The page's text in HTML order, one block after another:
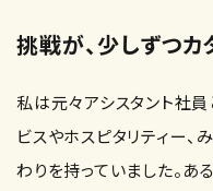
挑戦が、少しずつカ
私は元々アシスタント社
ビスやホスピタリティー
わりを持っていました。あ